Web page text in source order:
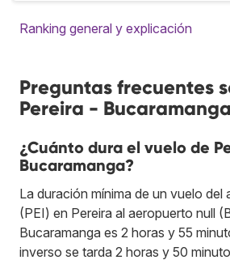
Ranking general y explicación
Preguntas frecuentes
Pereira - Bucaramanga
¿Cuánto dura el vuelo de
Bucaramanga?
La duración mínima de un vuelo del
(PEI) en Pereira al aeropuerto null
Bucaramanga es 2 horas y 55
inverso se tarda 2 horas y 50